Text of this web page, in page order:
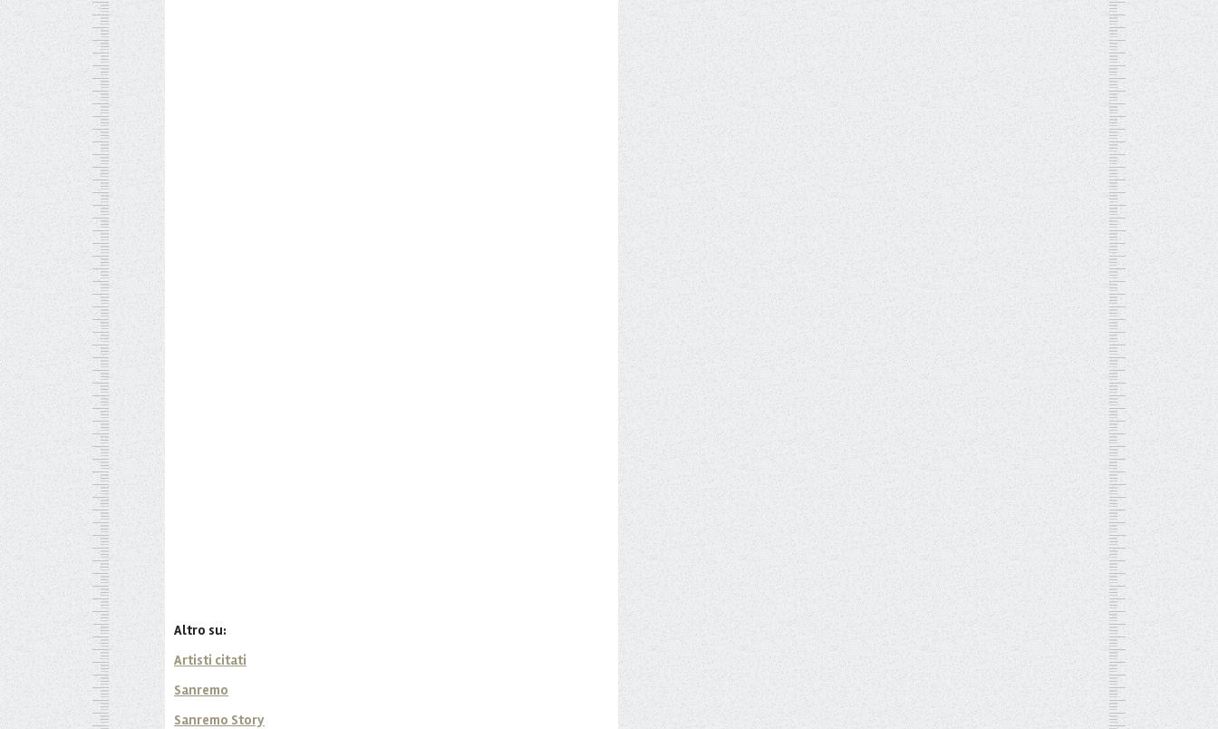
Altro su:
Artisti citati
Sanremo
Sanremo Story